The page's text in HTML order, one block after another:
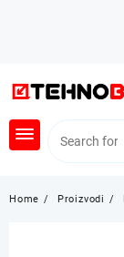
Home Proizvodi